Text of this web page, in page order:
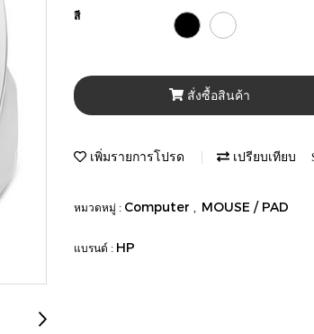
สี
สั่งซื้อสินค้า
เพิ่มรายการโปรด เปรียบเทียบ
หมวดหมู่ : Computer MOUSE / PAD
แบรนด์ : HP